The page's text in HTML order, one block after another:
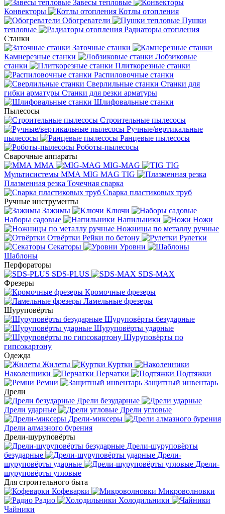
Завесы тепловые
Конвекторы
Котлы отопления
Обогреватели
Пушки
тепловые
Радиаторы отопления
Станки
Заточные станки
Камнерезные станки
Лобзиковые
станки
Плиткорезные станки
Распиловочные станки
Сверлильные станки Станки для
гибки арматуры Станки для резки арматуры
Шлифовальные станки
Пылесосы
Строительные пылесосы
Ручные/вертикальные
пылесосы
Ранцевые пылесосы
Роботы-пылесосы
Сварочные аппараты
MMA
MIG-MAG
TIG
Мультисистемы ММА MIG MAG TIG
Плазменная резка Точечная сварка
Cварка пластиковых труб
Ручные инструменты
Зажимы
Ключи
Наборы садовые
Напильники
Ножи
Ножницы по металлу ручные
Отвёртки Рейки по бетону
Рулетки
Секаторы
Уровни
Шаблоны
Перфораторы
SDS-PLUS
SDS-MAX
Фрезеры
Кромочные фрезеры
Ламельные фрезеры
Шуруповёрты
Шуруповёрты безударные
Шуруповёрты ударные
Шуруповёрты по
гипсокартону
Одежда
Жилеты
Куртки
Наколенники
Перчатки
Подтяжки
Ремни
Защитный инвентарь
Дрели
Дрели безударные
Дрели ударные
Дрели угловые
Дрели-миксеры
Дрели алмазного бурения
Дрели-шуруповёрты
Дрели-шуруповёрты
безударные
Дрели-
шуруповёрты ударные
Дрели-
шуруповёрты угловые
Для строительного быта
Кофеварки
Микроволновки
Радио
Холодильники
Чайники